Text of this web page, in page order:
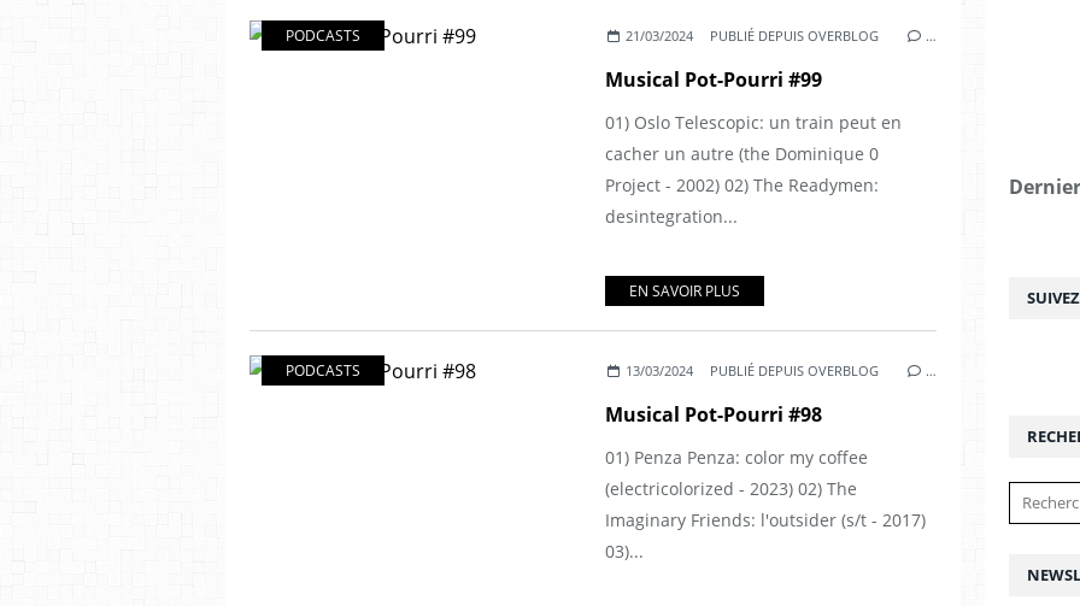
PODCASTS 21/03/2024 PUBLIÉ DEPUIS OVERBLOG …
Musical Pot-Pourri #99
01) Oslo Telescopic: un train peut en
cacher un autre (the Dominique 0
Project - 2002) 02) The Readymen:
desintegration...
EN SAVOIR PLUS
PODCASTS 13/03/2024 PUBLIÉ DEPUIS OVERBLOG …
Musical Pot-Pourri #98
01) Penza Penza: color my coffee
(electricolorized - 2023) 02) The
Imaginary Friends: l'outsider (s/t - 2017)
03)...